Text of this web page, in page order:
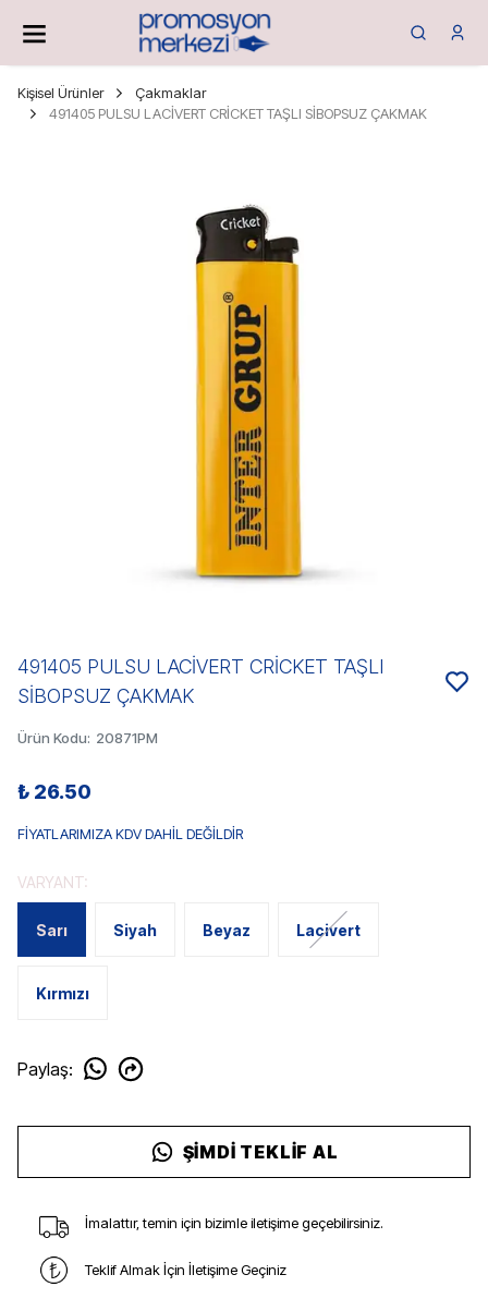
Kişisel Ürünler
Çakmaklar
491405 PULSU LACİVERT CRİCKET TAŞLI SİBOPSUZ ÇAKMAK
491405 PULSU LACİVERT CRİCKET TAŞLI
SİBOPSUZ ÇAKMAK
Ürün Kodu: 20871PM
₺ 26.50
FİYATLARIMIZA KDV DAHİL DEĞİLDİR
VARYANT:
Sarı Siyah Beyaz Lacivert
Kırmızı
Paylaş:
ŞIMDI TEKLIF AL
İmalattır, temin için bizimle iletişime geçebilirsiniz.
Teklif Almak İçin İletişime Geçiniz